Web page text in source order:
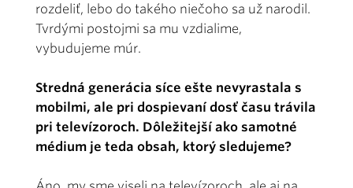
rozdeliť, lebo do takého niečoho sa už narodil.
Tvrdými postojmi sa mu vzdialime,
vybudujeme múr.
Stredná generácia síce ešte nevyrastala s
mobilmi, ale pri dospievaní dosť času trávila
pri televízoroch. Dôležitejší ako samotné
médium je teda obsah, ktorý sledujeme?